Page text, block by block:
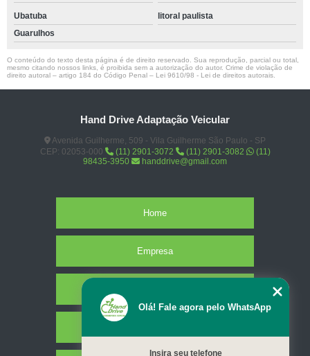
Ubatuba
litoral paulista
Guarulhos
O conteúdo do texto desta página é de direito reservado. Sua reprodução, parcial ou total,
mesmo citando nossos links, é proibida sem a autorização do autor. Crime de violação de
direito autoral – artigo 184 do Código Penal – Lei 9610/98 - Lei de direitos autorais
Hand Drive Adaptação Veicular
Avenida Guilherme, 509 - Vila Guilherme São Paulo - SP
CEP: 02053-000
(11) 2901-3072 (11) 2901-3082
(11)
98435-3950
handdrive@gmail.com
Home
Empresa
Olá! Fale agora pelo WhatsApp
Insira seu telefone